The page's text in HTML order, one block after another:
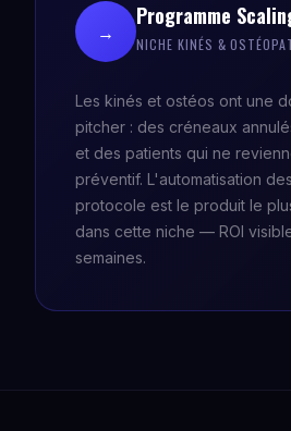
→
Programme
NICHE KINÉS &
Les kinés et ostéos ont une
pitcher : des créneaux
et des patients qui ne
préventif. L'automatisation
protocole est le produit le
dans cette niche — ROI
semaines.